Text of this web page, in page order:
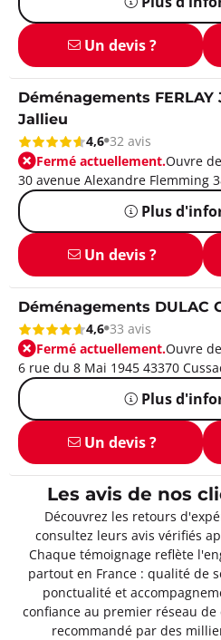
Un devis ?
Déménagements
Jallieu
4,6 32 avis
Fermé actuellement.Ouvre
30 avenue Alexandre Flemming
Plus
Un devis ?
Déménagements DULAC
4,6 33 avis
Fermé actuellement.Ouvre
6 rue du 8 Mai 1945 43370
Plus
Un devis ?
Les avis de nos
Découvrez les retours
consultez leurs avis vérifiés
Chaque témoignage reflète
partout en France : qualité de
ponctualité et
confiance au premier réseau
recommandé par des